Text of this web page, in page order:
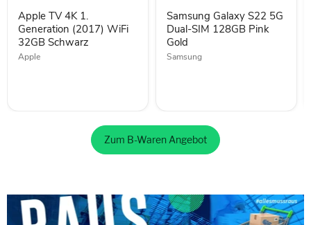
WiFi
32GB
Schwarz
Apple TV 4K 1.
Generation (2017) WiFi
32GB Schwarz
Apple
128GB
Pink
Gold
Samsung Galaxy S22 5G
Dual-SIM 128GB Pink
Gold
Samsung
Zum B-Waren Angebot